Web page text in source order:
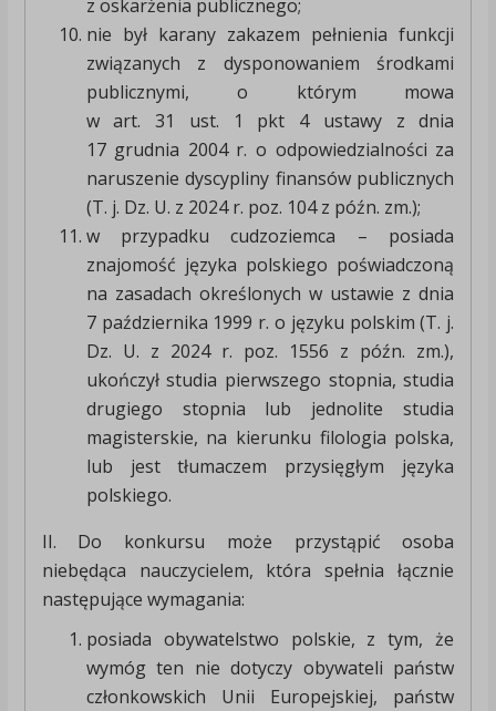
z oskarżenia publicznego;
nie był karany zakazem pełnienia funkcji
związanych z dysponowaniem środkami
publicznymi, o którym mowa
w art. 31 ust. 1 pkt 4 ustawy z dnia
17 grudnia 2004 r. o odpowiedzialności za
naruszenie dyscypliny finansów publicznych
(T. j. Dz. U. z 2024 r. poz. 104 z późn. zm.);
w przypadku cudzoziemca – posiada
znajomość języka polskiego poświadczoną
na zasadach określonych w ustawie z dnia
7 października 1999 r. o języku polskim (T. j.
Dz. U. z 2024 r. poz. 1556 z późn. zm.),
ukończył studia pierwszego stopnia, studia
drugiego stopnia lub jednolite studia
magisterskie, na kierunku filologia polska,
lub jest tłumaczem przysięgłym języka
polskiego.
II. Do konkursu może przystąpić osoba
niebędąca nauczycielem, która spełnia łącznie
następujące wymagania:
posiada obywatelstwo polskie, z tym, że
wymóg ten nie dotyczy obywateli państw
członkowskich Unii Europejskiej, państw